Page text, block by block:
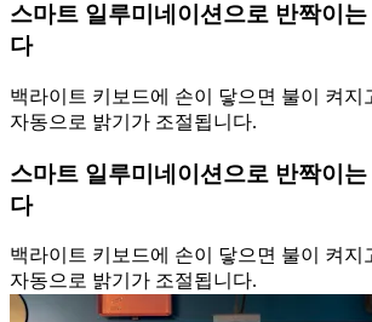
스마트 일루미네이션으로 반짝이
다
백라이트 키보드에 손이 닿으면 불이 켜지
자동으로 밝기가 조절됩니다.
스마트 일루미네이션으로 반짝이
다
백라이트 키보드에 손이 닿으면 불이 켜지
자동으로 밝기가 조절됩니다.